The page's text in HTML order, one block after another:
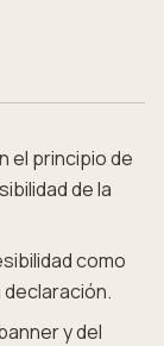
el principio de
de la
como
y del